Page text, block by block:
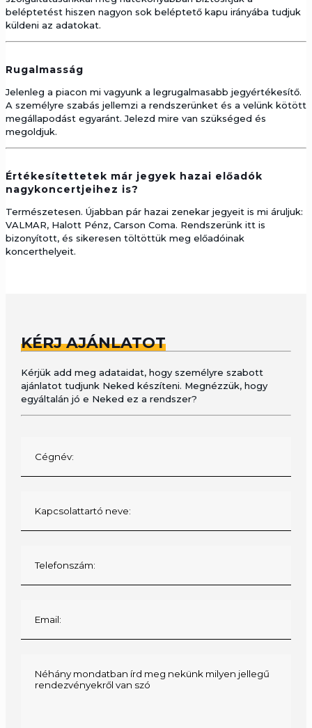
beléptetést hiszen nagyon sok beléptető kapu irányába tudjuk
küldeni az adatokat.
Rugalmasság
Jelenleg a piacon mi vagyunk a legrugalmasabb jegyértékesítő.
A személyre szabás jellemzi a rendszerünket és a velünk kötött
megállapodást egyaránt. Jelezd mire van szükséged és
megoldjuk.
Értékesítettetek már jegyek hazai előadók
nagykoncertjeihez is?
Természetesen. Újabban pár hazai zenekar jegyeit is mi áruljuk:
VALMAR, Halott Pénz, Carson Coma. Rendszerünk itt is
bizonyított, és sikeresen töltöttük meg előadóinak
koncerthelyeit.
KÉRJ AJÁNLATOT
Kérjük add meg adataidat, hogy személyre szabott
ajánlatot tudjunk Neked készíteni. Megnézzük, hogy
egyáltalán jó e Neked ez a rendszer?